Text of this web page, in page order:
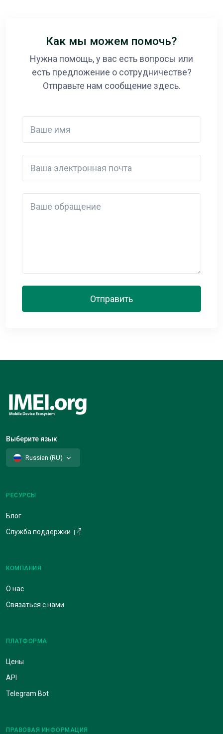
Как мы можем помочь?
Нужна помощь, у вас есть вопросы или
есть предложение о сотрудничестве?
Отправьте нам сообщение здесь.
Отправить
Выберите язык
Russian (RU)
РЕСУРСЫ
Блог
Служба поддержки
КОМПАНИЯ
О нас
Связаться с нами
ПЛАТФОРМА
Цены
API
Telegram Bot
ПРАВОВАЯ ИНФОРМАЦИЯ